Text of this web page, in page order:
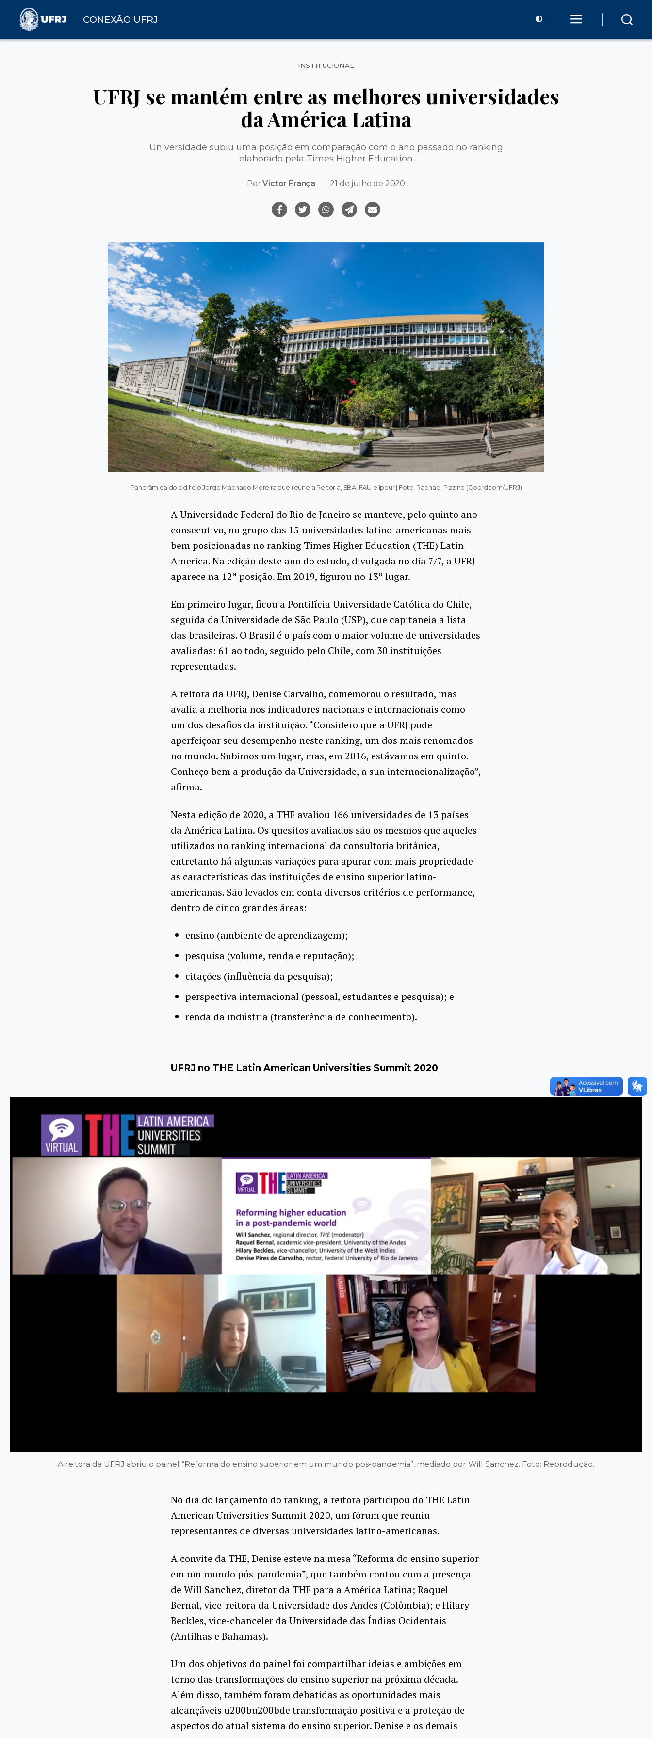
CONEXÃO UFRJ
Categorias
INSTITUCIONAL
UFRJ se mantém entre as melhores universidades
da América Latina
Universidade subiu uma posição em comparação com o ano passado no ranking
elaborado pela Times Higher Education
PorVictor França 21 de julho de 2020
Panorâmica do edifício Jorge Machado Moreira que reúne a Reitoria, EBA, FAU e Ippur | Foto: Raphael Pizzino (Coordcom/UFRJ)
A Universidade Federal do Rio de Janeiro se manteve, pelo quinto ano
consecutivo, no grupo das 15 universidades latino-americanas mais
bem posicionadas no ranking Times Higher Education (THE) Latin
America. Na edição deste ano do estudo, divulgada no dia 7/7, a UFRJ
aparece na 12ª posição. Em 2019, figurou no 13º lugar.
Em primeiro lugar, ficou a Pontifícia Universidade Católica do Chile,
seguida da Universidade de São Paulo (USP), que capitaneia a lista
das brasileiras. O Brasil é o país com o maior volume de universidades
avaliadas: 61 ao todo, seguido pelo Chile, com 30 instituições
representadas.
A reitora da UFRJ, Denise Carvalho, comemorou o resultado, mas
avalia a melhoria nos indicadores nacionais e internacionais como
um dos desafios da instituição. “Considero que a UFRJ pode
aperfeiçoar seu desempenho neste ranking, um dos mais renomados
no mundo. Subimos um lugar, mas, em 2016, estávamos em quinto.
Conheço bem a produção da Universidade, a sua internacionalização”,
afirma.
Nesta edição de 2020, a THE avaliou 166 universidades de 13 países
da América Latina. Os quesitos avaliados são os mesmos que aqueles
utilizados no ranking internacional da consultoria britânica,
entretanto há algumas variações para apurar com mais propriedade
as características das instituições de ensino superior latino-
americanas. São levados em conta diversos critérios de performance,
dentro de cinco grandes áreas:
ensino (ambiente de aprendizagem);
pesquisa (volume, renda e reputação);
citações (influência da pesquisa);
perspectiva internacional (pessoal, estudantes e pesquisa); e
renda da indústria (transferência de conhecimento).
UFRJ no THE Latin American Universities Summit 2020
A reitora da UFRJ abriu o painel “Reforma do ensino superior em um mundo pós-pandemia”, mediado por Will Sanchez. Foto: Reprodução.
No dia do lançamento do ranking, a reitora participou do THE Latin
American Universities Summit 2020, um fórum que reuniu
representantes de diversas universidades latino-americanas.
A convite da THE, Denise esteve na mesa “Reforma do ensino superior
em um mundo pós-pandemia”, que também contou com a presença
de Will Sanchez, diretor da THE para a América Latina; Raquel
Bernal, vice-reitora da Universidade dos Andes (Colômbia); e Hilary
Beckles, vice-chanceler da Universidade das Índias Ocidentais
(Antilhas e Bahamas).
Um dos objetivos do painel foi compartilhar ideias e ambições em
torno das transformações do ensino superior na próxima década.
Além disso, também foram debatidas as oportunidades mais
alcançáveis u200bu200bde transformação positiva e a proteção de
aspectos do atual sistema do ensino superior. Denise e os demais